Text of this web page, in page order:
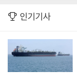
인기기사